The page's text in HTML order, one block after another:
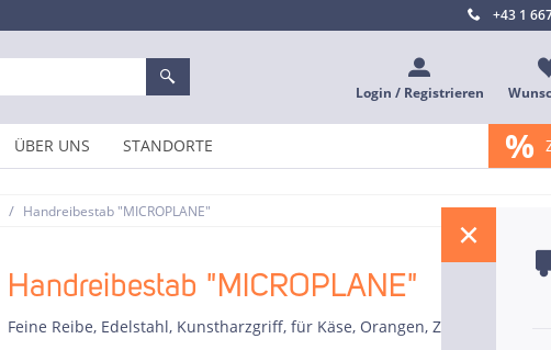
+43 1
Login / Registrieren
ÜBER UNS STANDORTE %
/ Handreibestab "MICROPLANE"
Handreibestab "MICROPLANE"
Feine Reibe, Edelstahl, Kunstharzgriff, für Käse, Orangen, Zitronen etc.